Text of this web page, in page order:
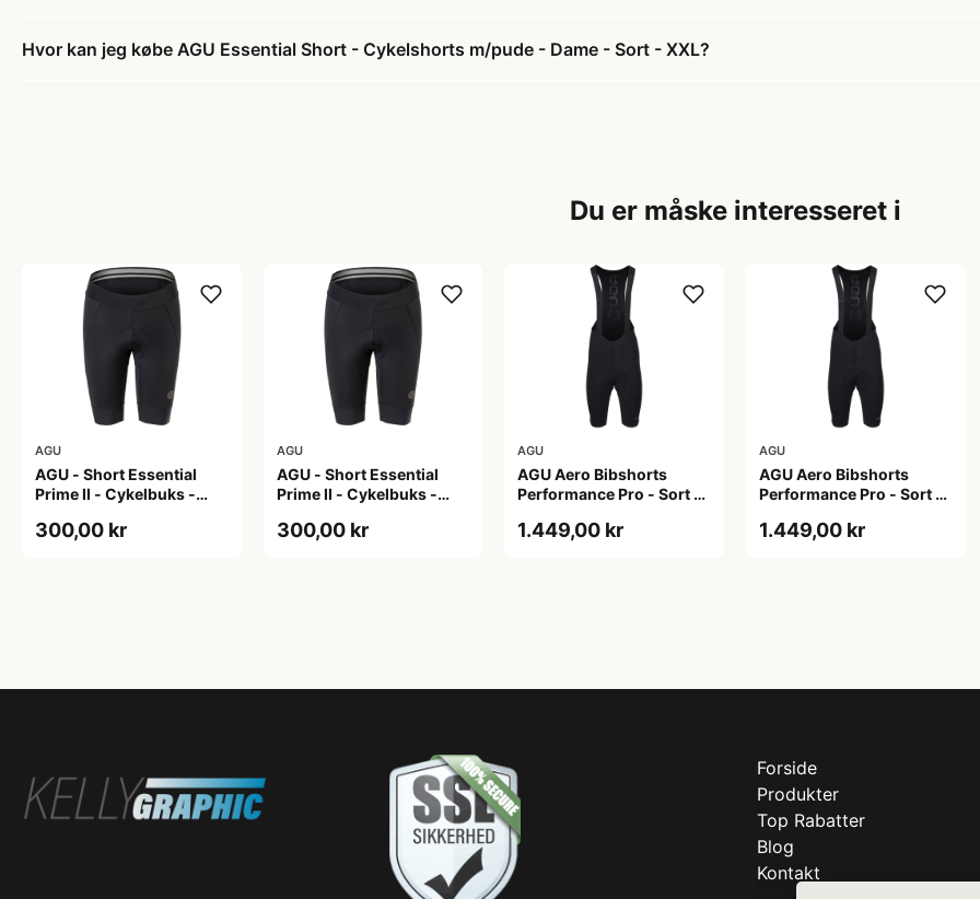
Hvor kan jeg købe AGU Essential Short - Cykelshorts m/pude - Dame - Sort - XXL?
Du er måske interesseret i
AGU
AGU - Short Essential
Prime II - Cykelbuks -
300,00 kr
AGU
AGU - Short Essential
Prime II - Cykelbuks -
300,00 kr
AGU
AGU Aero Bibshorts
Performance Pro - Sort -
1.449,00 kr
AGU
AGU Aero Bibshorts
Performance Pro - Sort -
1.449,00 kr
Forside
Produkter
Top Rabatter
Blog
Kontakt